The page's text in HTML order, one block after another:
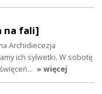
na fali]
Archidiecezja
ich sylwetki. W sobotę
» więcej